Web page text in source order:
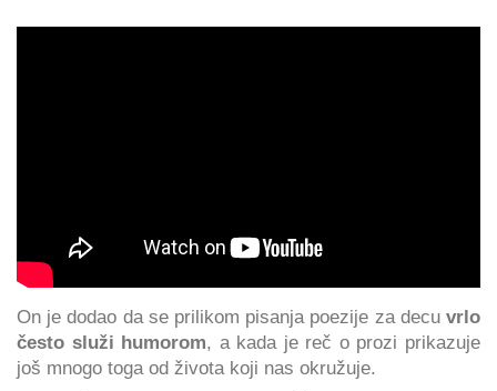
On je dodao da se prilikom pisanja poezije za decu vrlo
često služi humorom, a kada je reč o prozi prikazuje
još mnogo toga od života koji nas okružuje.